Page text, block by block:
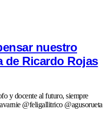
nuestro
Ricardo Rojas
y docente al futuro, siempre
@feligallitrico @agusorueta